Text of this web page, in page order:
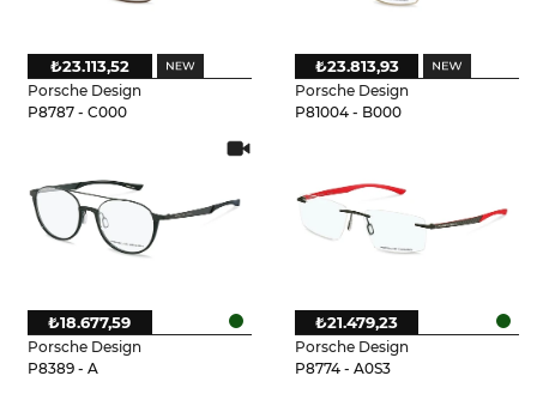
Porsche Design
P8787 - C000
₺23.113,52
Porsche Design
P81004 - B000
₺23.813,93
Porsche Design
P8389 - A
₺18.677,59
Porsche Design
P8774 - A0S3
₺21.479,23